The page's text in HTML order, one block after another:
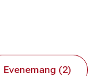
Evenemang (2)